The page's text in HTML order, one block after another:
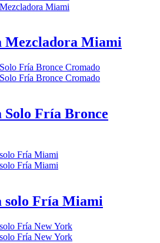
Mezcladora Miami
Solo Fría Bronce
solo Fría Miami